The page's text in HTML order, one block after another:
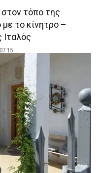
τόπο της
το κίνητρο –